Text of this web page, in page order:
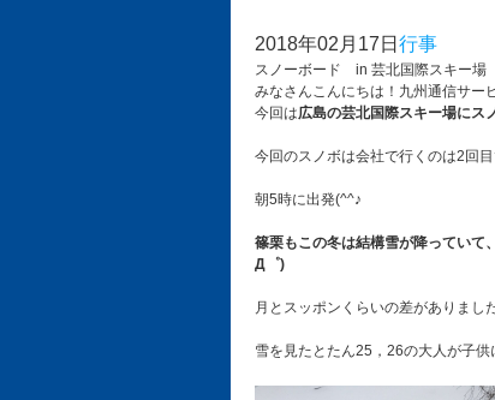
2018年02月17日 行事
スノーボード in 芸北国際スキー
みなさんこんにちは！九州通信サー
今回は広島の芸北国際スキー場にス
今回のスノボは会社で行くのは2回
朝5時に出発(^^♪
篠栗もこの冬は結構雪が降っていて
Д゜)
月とスッポンくらいの差がありまし
雪を見たとたん25，26の大人が子